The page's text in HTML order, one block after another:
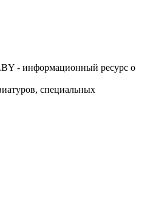
- информационный ресурс о
специальных